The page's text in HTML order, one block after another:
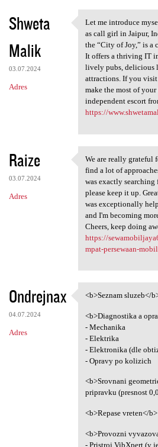
Shweta
Malik
03.07.2024
Adres
Let me introduce
Let me introduce
as call girl in Jaipur,
the “City of Joy,” is a
It offers a thriving IT
lively pubs, delicious
attractions. If you
make the most of
independent escort
https://
Raize
03.07.2024
Adres
We are really
We are really grateful
find a lot of
was exactly searching
please keep it up.
was exceptionally
and I'm becoming
Cheers, keep doing
https://
mpat-persewaan-
Ondrejnax
04.07.2024
Adres
<b>Seznam
<b>Seznam sluzeb</
<b>Diagnostika a
- Mechanika
- Elektrika
- Elektronika (dle
- Opravy po kolizich
<b>Srovnani
pripravku (presnost
<b>Repase vreten</
<b>Provozni
- Pristroj VibXpert (v